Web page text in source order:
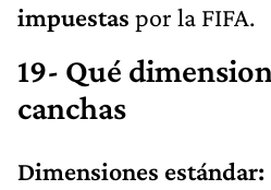
impuestas por la FIFA.
19- Qué
canchas
Dimensiones estándar: